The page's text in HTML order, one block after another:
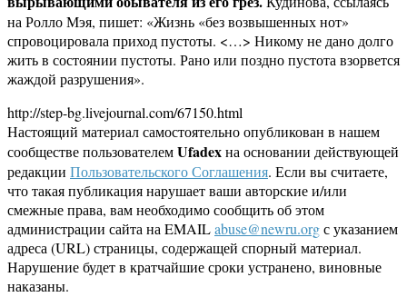
на Ролло Мэя, пишет: «Жизнь «без возвышенных нот»
спровоцировала приход пустоты. <…> Никому не дано долго
жить в состоянии пустоты. Рано или поздно пустота взорвется
жаждой разрушения».
http://step-bg.livejournal.com/67150.html
Настоящий материал самостоятельно опубликован в нашем
сообществе пользователемUfadexна основании действующей
редакции Пользовательского Соглашения. Если вы считаете,
что такая публикация нарушает ваши авторские и/или
смежные права, вам необходимо сообщить об этом
администрации сайта на EMAILabuse@newru.orgс указанием
адреса (URL) страницы, содержащей спорный материал.
Нарушение будет в кратчайшие сроки устранено, виновные
наказаны.